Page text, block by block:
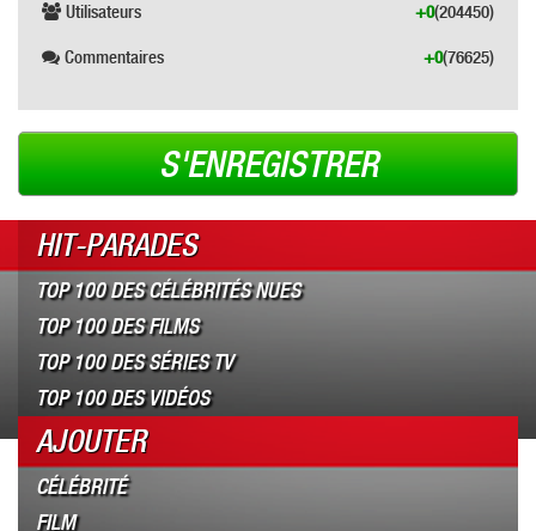
Utilisateurs (204450)
+0
Commentaires (76625)
+0
S'ENREGISTRER
HIT-PARADES
TOP 100 DES CÉLÉBRITÉS NUES
TOP 100 DES FILMS
TOP 100 DES SÉRIES TV
TOP 100 DES VIDÉOS
AJOUTER
CÉLÉBRITÉ
FILM